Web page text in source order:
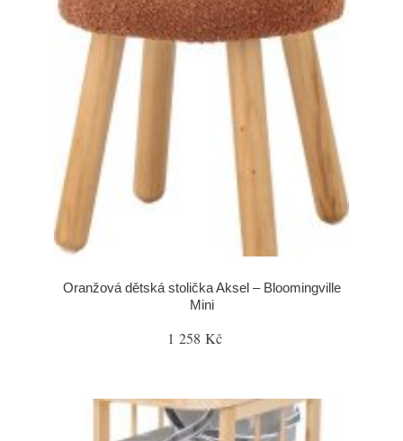
Oranžová dětská stolička Aksel – Bloomingville
Mini
1 258 Kč